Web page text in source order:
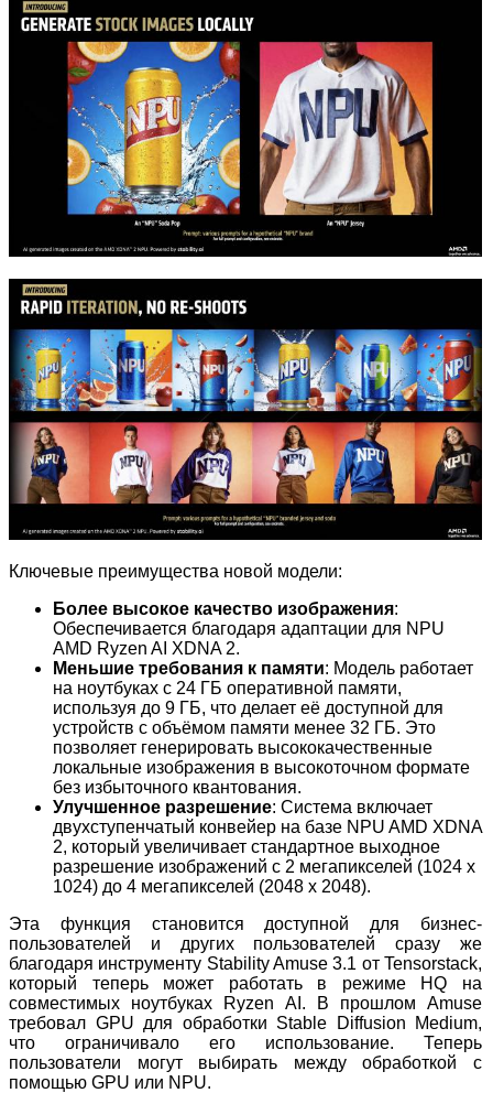
Ключевые преимущества новой модели:
Более высокое качество изображения:
Обеспечивается благодаря адаптации для NPU
AMD Ryzen AI XDNA 2.
Меньшие требования к памяти: Модель работает
на ноутбуках с 24 ГБ оперативной памяти,
используя до 9 ГБ, что делает её доступной для
устройств с объёмом памяти менее 32 ГБ. Это
позволяет генерировать высококачественные
локальные изображения в высокоточном формате
без избыточного квантования.
Улучшенное разрешение: Система включает
двухступенчатый конвейер на базе NPU AMD XDNA
2, который увеличивает стандартное выходное
разрешение изображений с 2 мегапикселей (1024 x
1024) до 4 мегапикселей (2048 x 2048).
Эта функция становится доступной для бизнес-
пользователей и других пользователей сразу же
благодаря инструменту Stability Amuse 3.1 от Tensorstack,
который теперь может работать в режиме HQ на
совместимых ноутбуках Ryzen AI. В прошлом Amuse
требовал GPU для обработки Stable Diffusion Medium,
что ограничивало его использование. Теперь
пользователи могут выбирать между обработкой с
помощью GPU или NPU.